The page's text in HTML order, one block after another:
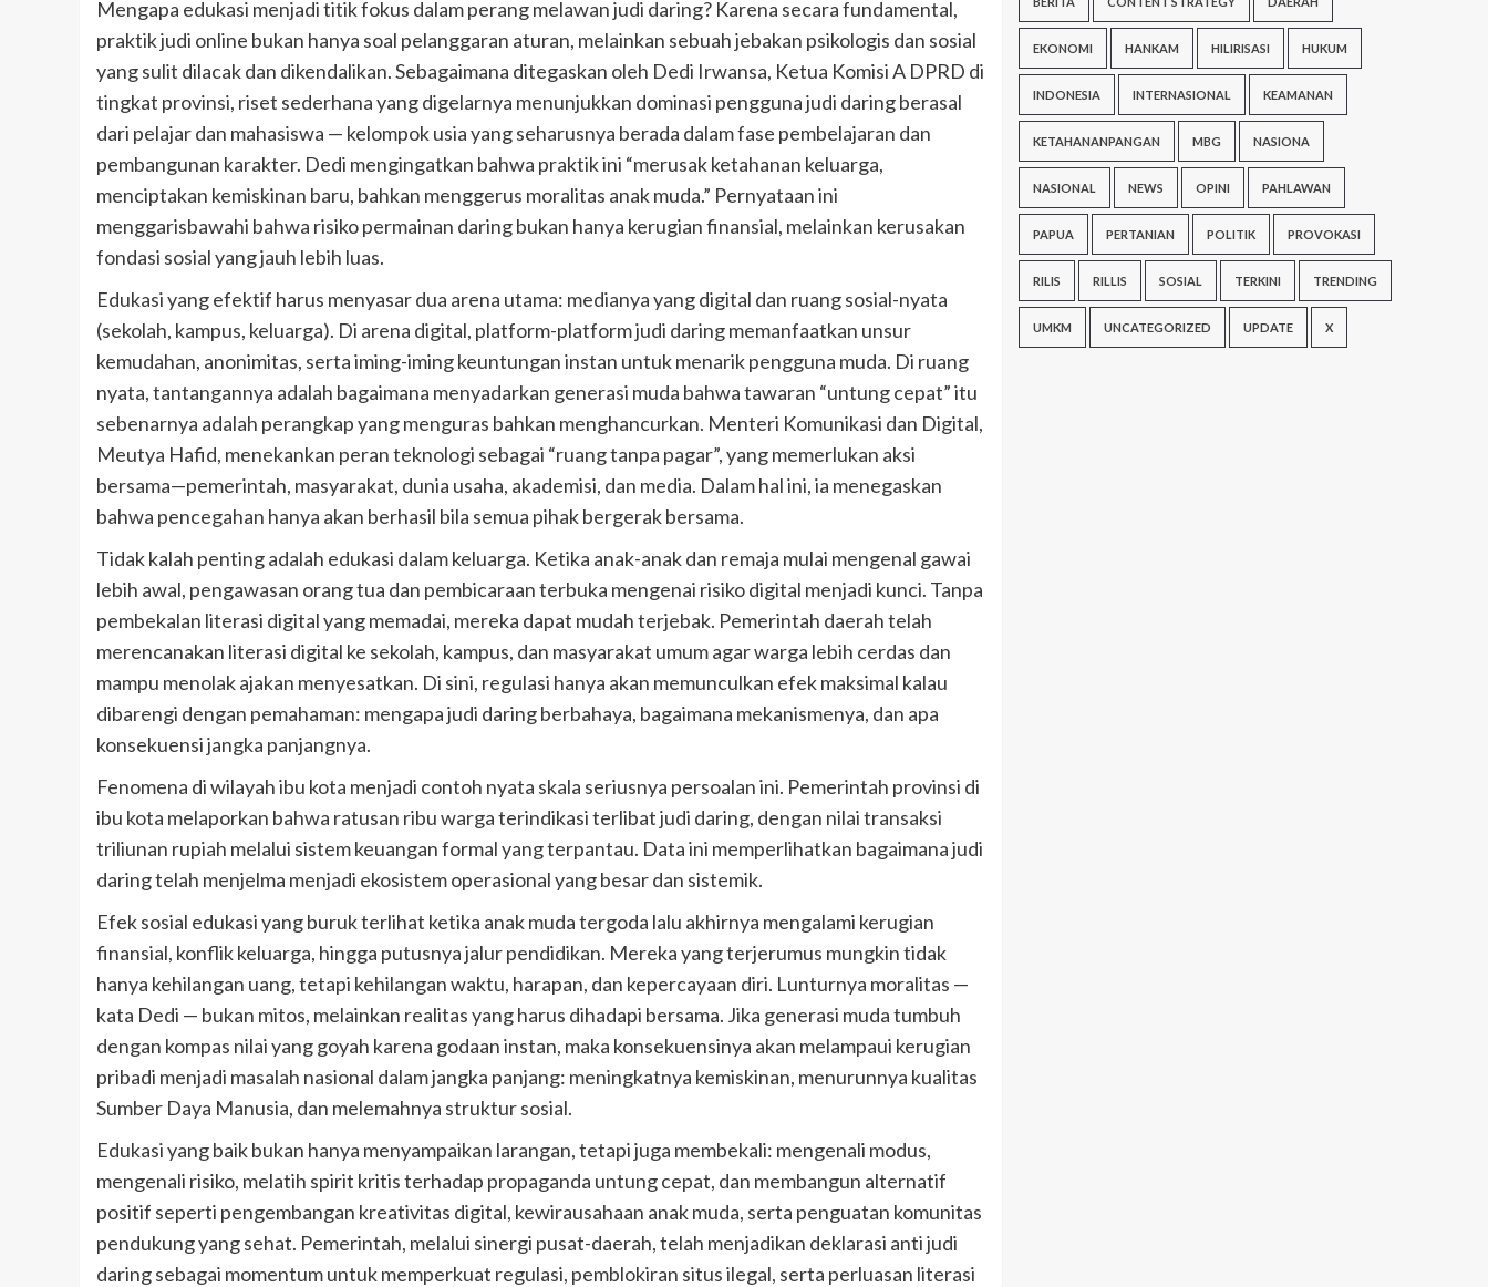
Mengapa edukasi menjadi titik fokus dalam perang melawan judi daring? Karena secara fundamental,
praktik judi online bukan hanya soal pelanggaran aturan, melainkan sebuah jebakan psikologis dan sosial
yang sulit dilacak dan dikendalikan. Sebagaimana ditegaskan oleh Dedi Irwansa, Ketua Komisi A DPRD di
tingkat provinsi, riset sederhana yang digelarnya menunjukkan dominasi pengguna judi daring berasal
dari pelajar dan mahasiswa — kelompok usia yang seharusnya berada dalam fase pembelajaran dan
pembangunan karakter. Dedi mengingatkan bahwa praktik ini “merusak ketahanan keluarga,
menciptakan kemiskinan baru, bahkan menggerus moralitas anak muda.” Pernyataan ini
menggarisbawahi bahwa risiko permainan daring bukan hanya kerugian finansial, melainkan kerusakan
fondasi sosial yang jauh lebih luas.
Edukasi yang efektif harus menyasar dua arena utama: medianya yang digital dan ruang sosial-nyata
(sekolah, kampus, keluarga). Di arena digital, platform-platform judi daring memanfaatkan unsur
kemudahan, anonimitas, serta iming-iming keuntungan instan untuk menarik pengguna muda. Di ruang
nyata, tantangannya adalah bagaimana menyadarkan generasi muda bahwa tawaran “untung cepat” itu
sebenarnya adalah perangkap yang menguras bahkan menghancurkan. Menteri Komunikasi dan Digital,
Meutya Hafid, menekankan peran teknologi sebagai “ruang tanpa pagar”, yang memerlukan aksi
bersama—pemerintah, masyarakat, dunia usaha, akademisi, dan media. Dalam hal ini, ia menegaskan
bahwa pencegahan hanya akan berhasil bila semua pihak bergerak bersama.
Tidak kalah penting adalah edukasi dalam keluarga. Ketika anak-anak dan remaja mulai mengenal gawai
lebih awal, pengawasan orang tua dan pembicaraan terbuka mengenai risiko digital menjadi kunci. Tanpa
pembekalan literasi digital yang memadai, mereka dapat mudah terjebak. Pemerintah daerah telah
merencanakan literasi digital ke sekolah, kampus, dan masyarakat umum agar warga lebih cerdas dan
mampu menolak ajakan menyesatkan. Di sini, regulasi hanya akan memunculkan efek maksimal kalau
dibarengi dengan pemahaman: mengapa judi daring berbahaya, bagaimana mekanismenya, dan apa
konsekuensi jangka panjangnya.
Fenomena di wilayah ibu kota menjadi contoh nyata skala seriusnya persoalan ini. Pemerintah provinsi di
ibu kota melaporkan bahwa ratusan ribu warga terindikasi terlibat judi daring, dengan nilai transaksi
triliunan rupiah melalui sistem keuangan formal yang terpantau. Data ini memperlihatkan bagaimana judi
daring telah menjelma menjadi ekosistem operasional yang besar dan sistemik.
Efek sosial edukasi yang buruk terlihat ketika anak muda tergoda lalu akhirnya mengalami kerugian
finansial, konflik keluarga, hingga putusnya jalur pendidikan. Mereka yang terjerumus mungkin tidak
hanya kehilangan uang, tetapi kehilangan waktu, harapan, dan kepercayaan diri. Lunturnya moralitas —
kata Dedi — bukan mitos, melainkan realitas yang harus dihadapi bersama. Jika generasi muda tumbuh
dengan kompas nilai yang goyah karena godaan instan, maka konsekuensinya akan melampaui kerugian
pribadi menjadi masalah nasional dalam jangka panjang: meningkatnya kemiskinan, menurunnya kualitas
Sumber Daya Manusia, dan melemahnya struktur sosial.
Edukasi yang baik bukan hanya menyampaikan larangan, tetapi juga membekali: mengenali modus,
mengenali risiko, melatih spirit kritis terhadap propaganda untung cepat, dan membangun alternatif
positif seperti pengembangan kreativitas digital, kewirausahaan anak muda, serta penguatan komunitas
pendukung yang sehat. Pemerintah, melalui sinergi pusat-daerah, telah menjadikan deklarasi anti judi
daring sebagai momentum untuk memperkuat regulasi, pemblokiran situs ilegal, serta perluasan literasi
EKONOMI HANKAM HILIRISASI HUKUM
INDONESIA INTERNASIONAL KEAMANAN
KETAHANANPANGAN MBG NASIONA
NASIONAL NEWS OPINI PAHLAWAN
PAPUA PERTANIAN POLITIK PROVOKASI
RILIS RILLIS SOSIAL TERKINI TRENDING
UMKM UNCATEGORIZED UPDATE X